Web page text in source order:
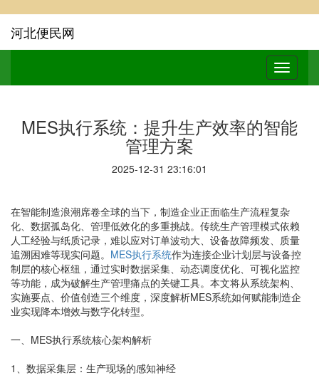
河北便民网
MES执行系统：提升生产效率的智能
管理方案
2025-12-31 23:16:01
在智能制造浪潮席卷全球的当下，制造企业正面临生产流程复杂
化、数据孤岛化、管理低效化的多重挑战。传统生产管理模式依赖
人工经验与纸质记录，难以应对订单波动大、设备故障频发、质量
追溯困难等现实问题。 MES执行系统作为连接企业计划层与设备控
制层的核心枢纽，通过实时数据采集、动态调度优化、可视化监控
等功能，成为破解生产管理痛点的关键工具。本文将从系统架构、
实施要点、价值创造三个维度，深度解析MES系统如何赋能制造企
业实现降本增效与数字化转型。
一、MES执行系统核心架构解析
1、数据采集层：生产现场的感知神经